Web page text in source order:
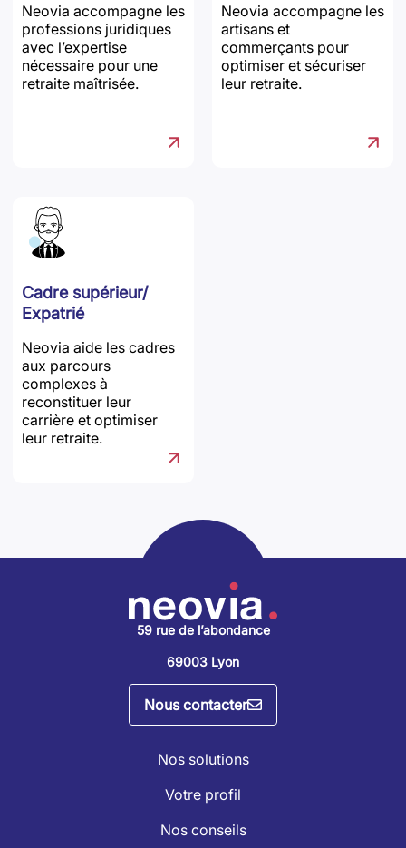
Neovia accompagne les
professions juridiques
avec l’expertise
nécessaire pour une
retraite maîtrisée.
Neovia accompagne les
artisans et
commerçants pour
optimiser et sécuriser
leur retraite.
Cadre supérieur/
Expatrié
Neovia aide les cadres
aux parcours
complexes à
reconstituer leur
carrière et optimiser
leur retraite.
59 rue de l’abondance
69003 Lyon
Nous contacter
Nos solutions
Votre profil
Nos conseils